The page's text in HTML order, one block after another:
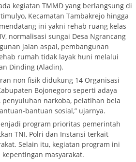
kegiatan TMMD yang berlangsung di
Kecamatan Tambakrejo hingga
ini yakni rehab ruang kelas
normalisasi sungai Desa Ngrancang
jalan aspal, pembangunan
rumah tidak layak huni melalui
Dinding (Aladin).
non fisik didukung 14 Organisasi
Bojonegoro seperti adaya
narkoba, pelatihan bela
bantuan sosial,” ujarnya.
program prioritas pemerintah
TNI, Polri dan Instansi terkait
Selain itu, kegiatan program ini
masyarakat.